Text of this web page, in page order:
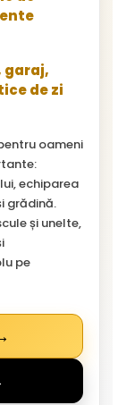
garaj,
de zi
oameni
echiparea
grădină.
și unelte,
pe